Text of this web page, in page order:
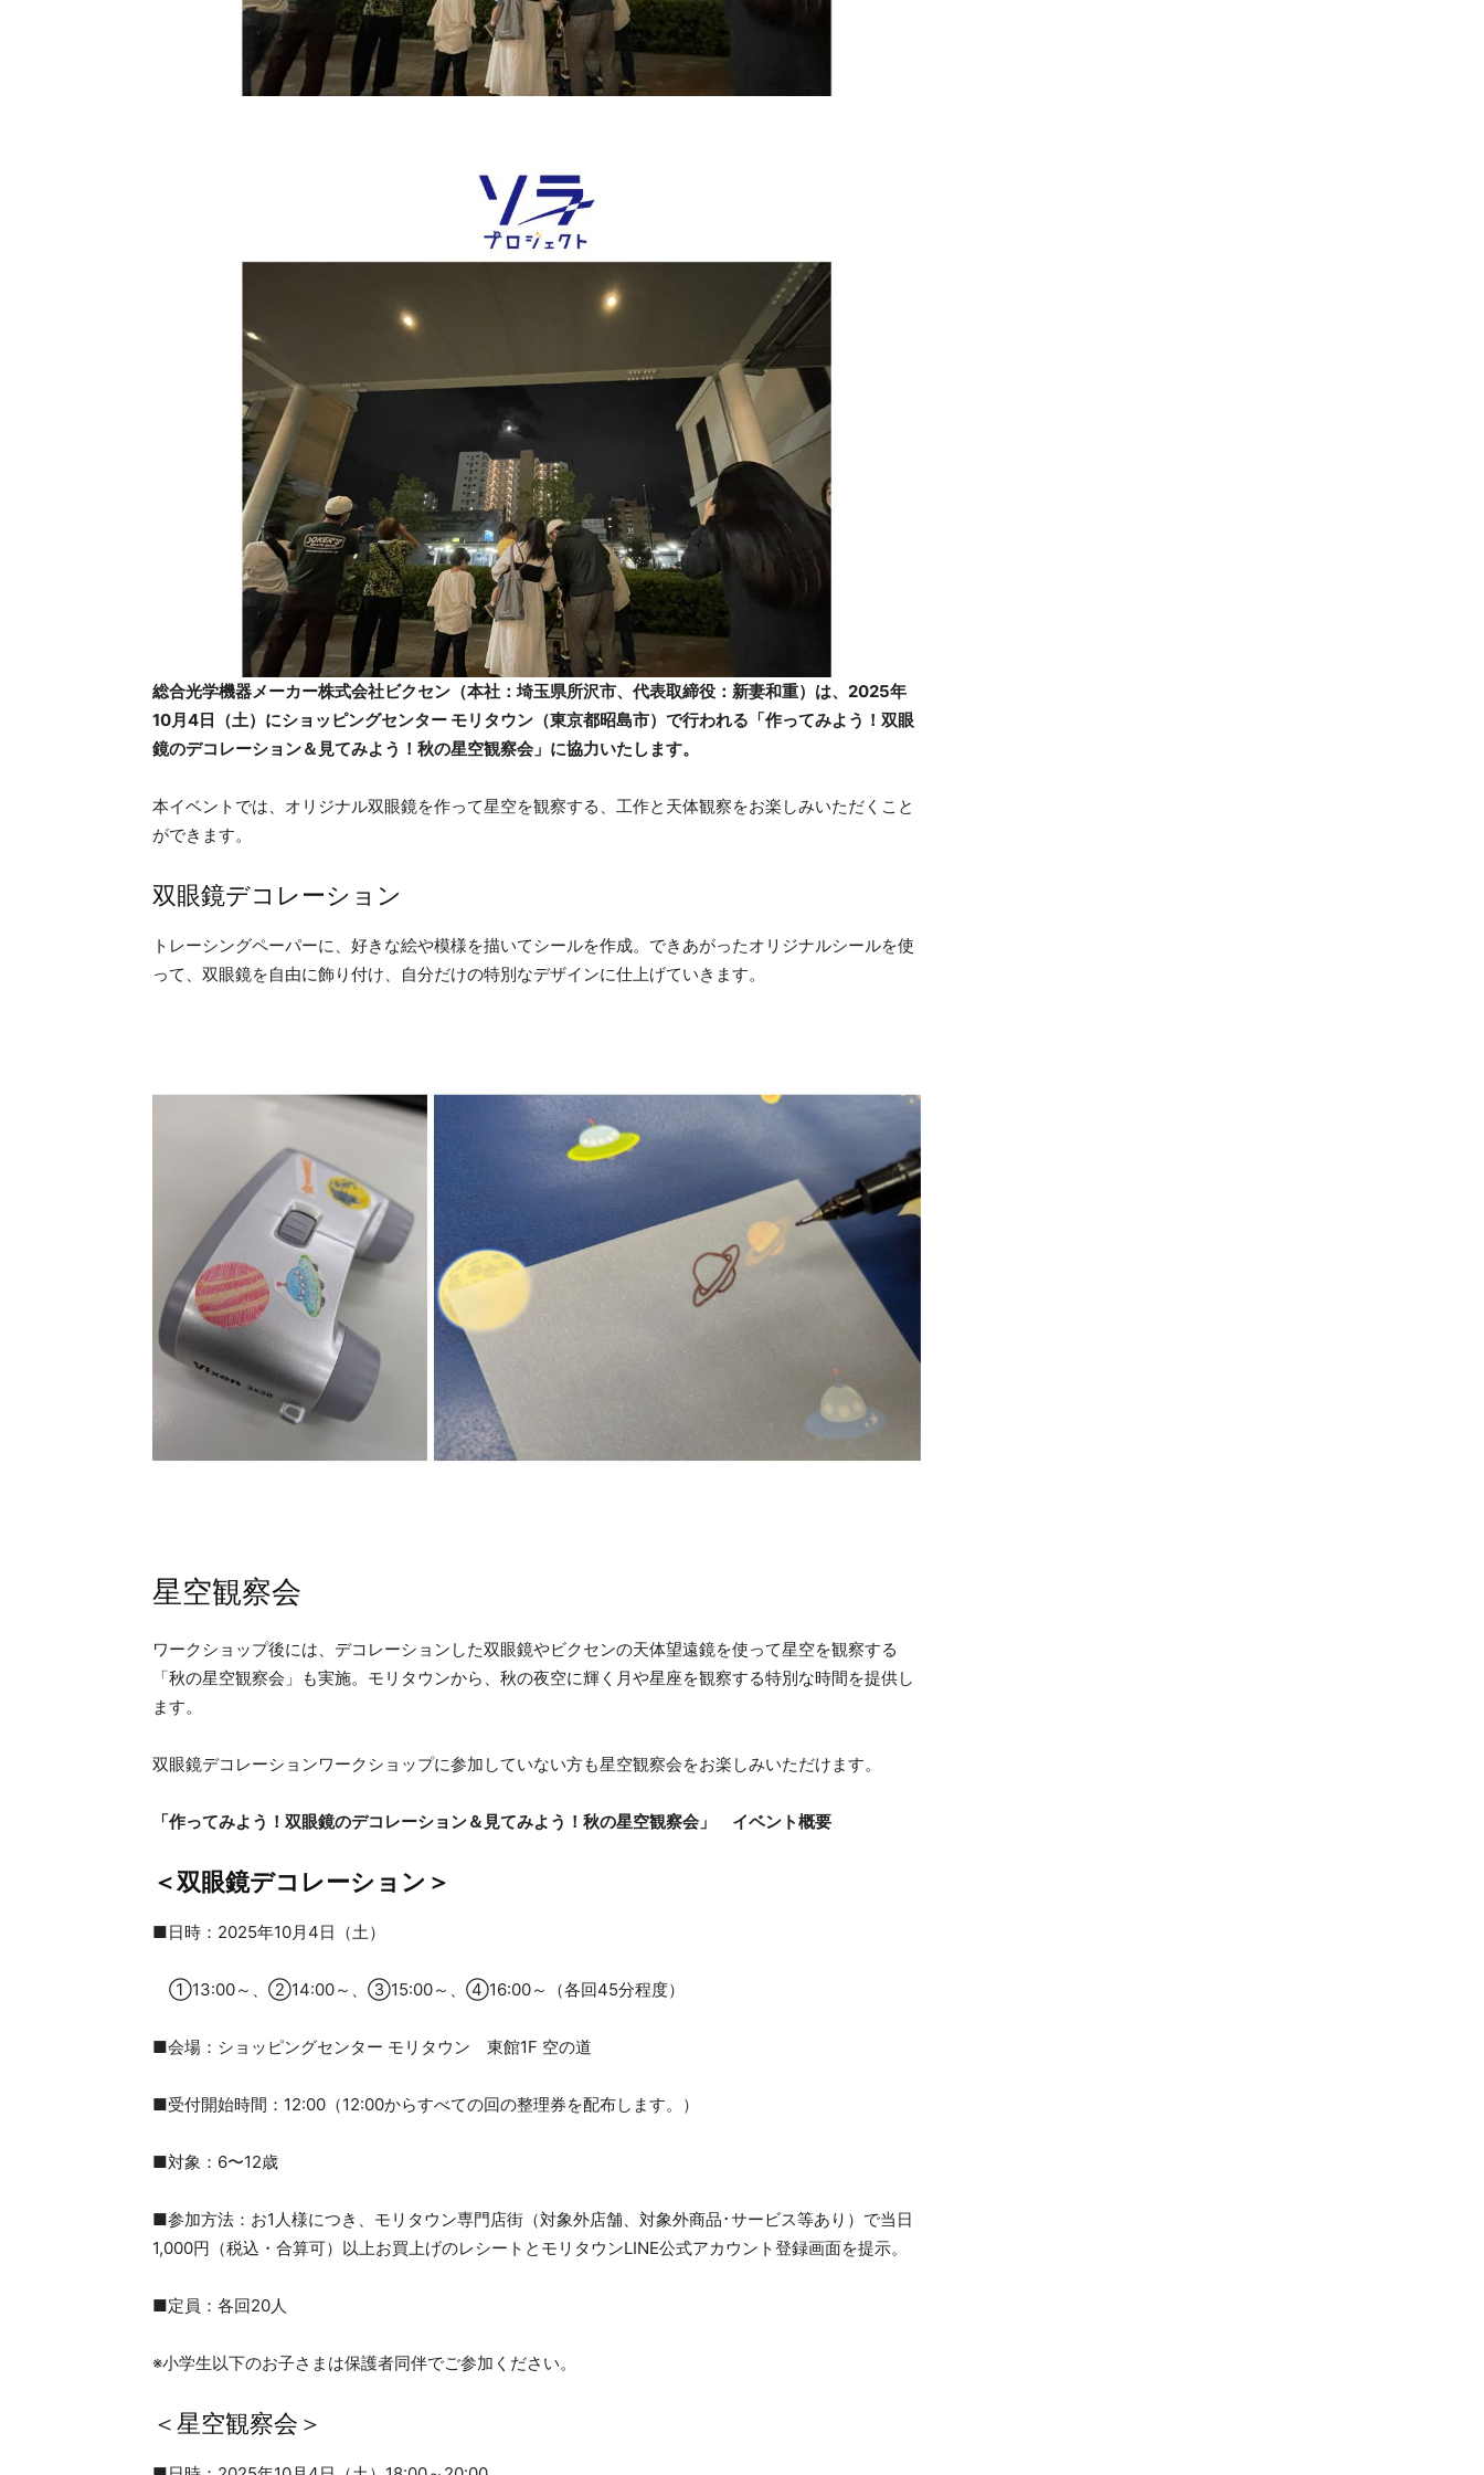
総合光学機器メーカー株式会社ビクセン（本社：埼玉県所沢市、代表取締役：新妻和重）は、2025年
10月4日（土）にショッピングセンター モリタウン（東京都昭島市）で行われる「作ってみよう！双眼
鏡のデコレーション＆見てみよう！秋の星空観察会」に協力いたします。
本イベントでは、オリジナル双眼鏡を作って星空を観察する、工作と天体観察をお楽しみいただくこと
ができます。
双眼鏡デコレーション
トレーシングペーパーに、好きな絵や模様を描いてシールを作成。できあがったオリジナルシールを使
って、双眼鏡を自由に飾り付け、自分だけの特別なデザインに仕上げていきます。
星空観察会
ワークショップ後には、デコレーションした双眼鏡やビクセンの天体望遠鏡を使って星空を観察する
「秋の星空観察会」も実施。モリタウンから、秋の夜空に輝く月や星座を観察する特別な時間を提供し
ます。
双眼鏡デコレーションワークショップに参加していない方も星空観察会をお楽しみいただけます。
「作ってみよう！双眼鏡のデコレーション＆見てみよう！秋の星空観察会」 イベント概要
＜双眼鏡デコレーション＞
■日時：2025年10月4日（土）
①13:00～、②14:00～、③15:00～、④16:00～（各回45分程度）
■会場：ショッピングセンター モリタウン 東館1F 空の道
■受付開始時間：12:00（12:00からすべての回の整理券を配布します。）
■対象：6〜12歳
■参加方法：お1人様につき、モリタウン専門店街（対象外店舗、対象外商品･サービス等あり）で当日
1,000円（税込・合算可）以上お買上げのレシートとモリタウンLINE公式アカウント登録画面を提示。
■定員：各回20人
※小学生以下のお子さまは保護者同伴でご参加ください。
＜星空観察会＞